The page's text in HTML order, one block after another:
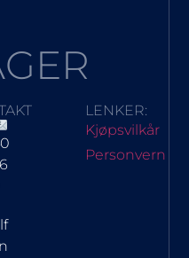
LENKER:
Kjøpsvilkår
Personvern